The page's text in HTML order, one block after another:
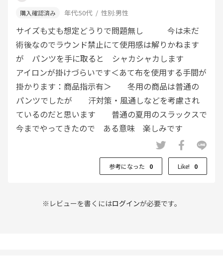
年代:50代 性別:男性
サイズも丈も想定どうりで問題無し 今は未だ
術後なのでラウンド禁止にて使用感は解りかねます
が パンツを手に取ると シャカシャカします
アイロンが掛けづらいです＜あて布を使用する手間が
掛かります：商品指示有＞ 冬用の商品は普通の
パンツでしたが 汗対策・風通しなどを考慮され
ているのだと思います 普通の夏用のスラックスで
今までやってきたので ある意味 楽しみです
術後経過 ラウンドＯＫでるのがいつや
ら・・・・ 準備だけはしたくて 我慢できず購入
参考になった 0 Like! 0
※レビューを書くにはログインが必要です。